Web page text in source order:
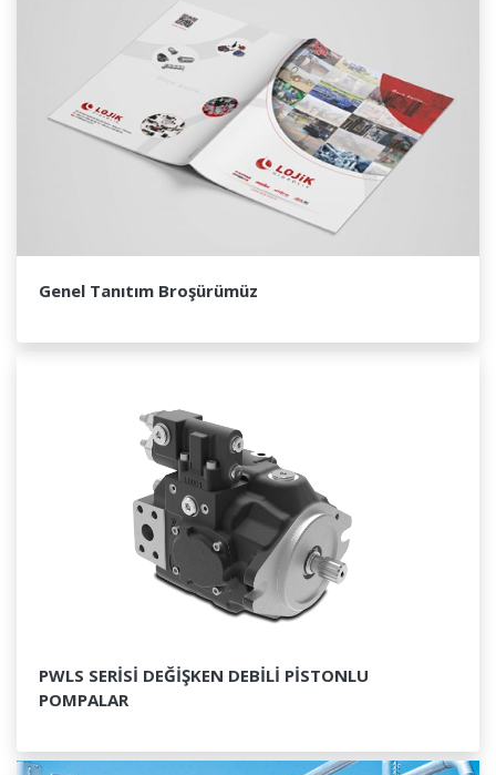
Genel Tanıtım Broşürümüz
PWLS SERİSİ DEĞİŞKEN DEBİLİ PİSTONLU
POMPALAR